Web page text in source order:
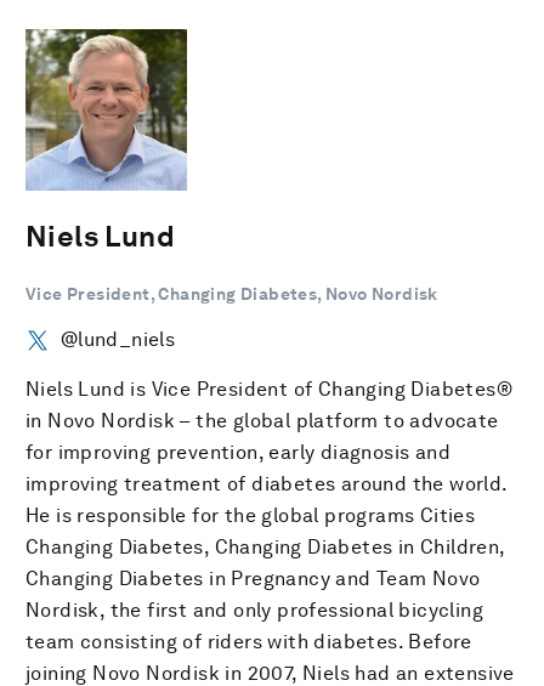
Niels Lund
Vice President, Changing Diabetes, Novo Nordisk
@lund_niels
Niels Lund is Vice President of Changing Diabetes®
in Novo Nordisk – the global platform to advocate
for improving prevention, early diagnosis and
improving treatment of diabetes around the world.
He is responsible for the global programs Cities
Changing Diabetes, Changing Diabetes in Children,
Changing Diabetes in Pregnancy and Team Novo
Nordisk, the first and only professional bicycling
team consisting of riders with diabetes. Before
joining Novo Nordisk in 2007, Niels had an extensive